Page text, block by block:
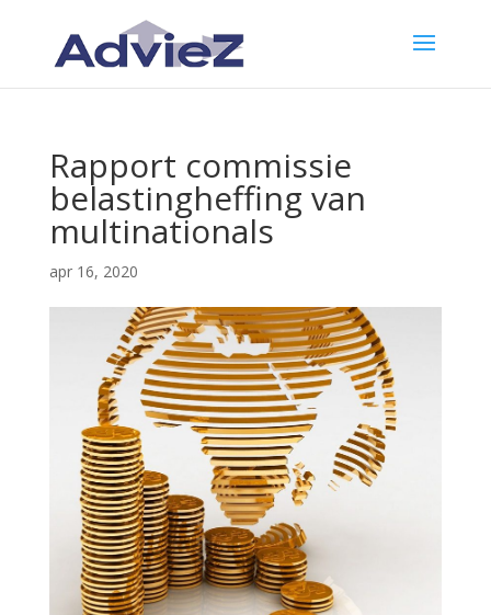
Rapport commissie
belastingheffing van
multinationals
apr 16, 2020